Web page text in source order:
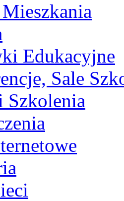
Edukacyjne
Sale
Szkolenia